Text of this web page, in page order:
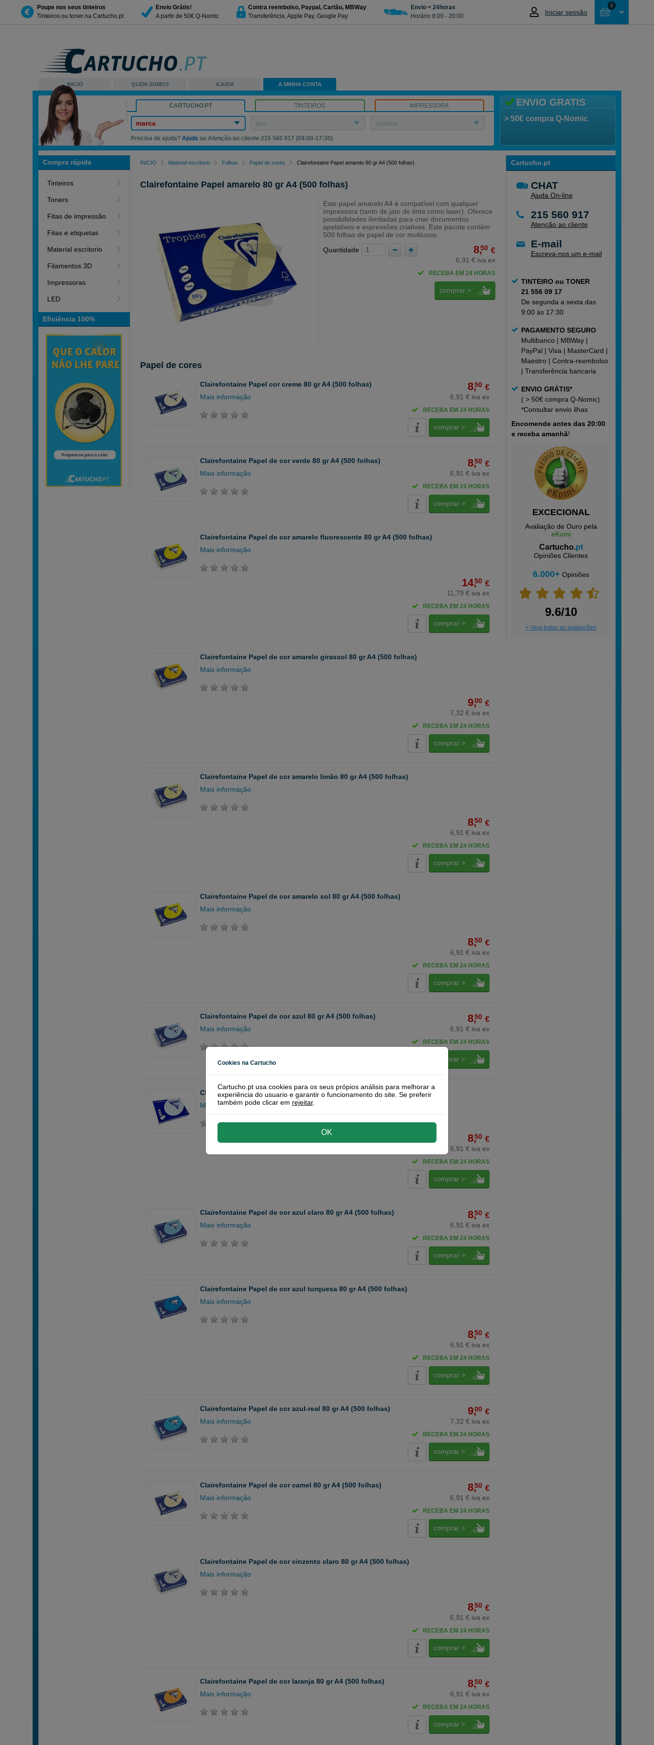
Poupe nos seus tinteiros
Tinteiros ou toner na Cartucho.pt
Envio Grátis!
A partir de 50€ Q-Nomic
Contra reembolso, Paypal, Cartão, MBWay
Transferência, Apple Pay, Google Pay
Envio < 24horas
Horário 8:00 - 20:00
Iniciar sessão
0
INICIO QUEM SOMOS AJUDA A MINHA CONTA
ENVIO GRATIS
> 50€ compra Q-Nomic
CARTUCHO.PT TINTEIROS IMPRESSORA
marca tipo modelo
Precisa de ajuda?Ajuda ou Atenção ao cliente 215 560 917 (09:00-17:30)
Compra rápida
Tinteiros
Toners
Fitas de impressão
Fitas e etiquetas
Material escritorio
Filamentos 3D
Impressoras
LED
Eficiência 100%
Cartucho.pt
CHAT
Ajuda On-line
215 560 917
Atenção ao cliente
E-mail
Escreva-nos um e-mail
TINTEIRO ou TONER
21 556 09 17
De segunda a sexta das
9:00 às 17:30
PAGAMENTO SEGURO
Multibanco | MBWay |
PayPal | Visa | MasterCard |
Maestro | Contra-reembolso
| Transferência bancaria
ENVIO GRÁTIS*
( > 50€ compra Q-Nomic)
*Consultarenvio ilhas
Encomende antes das 20:00
e receba amanhã!
EXCECIONAL
Avaliação de Ouro pela
eKomi
Cartucho.pt
Opiniões Clientes
6.000+ Opiniões
9.6/10
> Veja todas as avaliações
INICIO Material escritorio Folhas Papel de cores Clairefontaine Papel amarelo 80 gr A4 (500 folhas)
Clairefontaine Papel amarelo 80 gr A4 (500 folhas)
Este papel amarelo A4 é compatível com qualquer
impressora (tanto de jato de tinta como laser). Oferece
possibilidades ilimitadas para criar documentos
apelativos e expressões criativas. Este pacote contém
500 folhas de papel de cor multiusos.
Quantidade
8,50 €
6,91 € iva ex
RECEBA EM 24 HORAS
comprar >
Papel de cores
Clairefontaine Papel cor creme 80 gr A4 (500 folhas)
Mais informação
8,50 €
6,91 € iva ex
RECEBA EM 24 HORAS
comprar >
Clairefontaine Papel de cor verde 80 gr A4 (500 folhas)
Mais informação
8,50 €
6,91 € iva ex
RECEBA EM 24 HORAS
comprar >
Clairefontaine Papel de cor amarelo fluorescente 80 gr A4 (500 folhas)
Mais informação
14,50 €
11,79 € iva ex
RECEBA EM 24 HORAS
comprar >
Clairefontaine Papel de cor amarelo girassol 80 gr A4 (500 folhas)
Mais informação
9,00 €
7,32 € iva ex
RECEBA EM 24 HORAS
comprar >
Clairefontaine Papel de cor amarelo limão 80 gr A4 (500 folhas)
Mais informação
8,50 €
6,91 € iva ex
RECEBA EM 24 HORAS
comprar >
Clairefontaine Papel de cor amarelo sol 80 gr A4 (500 folhas)
Mais informação
8,50 €
6,91 € iva ex
RECEBA EM 24 HORAS
comprar >
Clairefontaine Papel de cor azul 80 gr A4 (500 folhas)
Mais informação
8,50 €
6,91 € iva ex
RECEBA EM 24 HORAS
comprar >
Clairefontaine Papel de cor azul celeste 80 gr A4 (500 folhas)
Mais informação
8,50 €
6,91 € iva ex
RECEBA EM 24 HORAS
comprar >
Clairefontaine Papel de cor azul claro 80 gr A4 (500 folhas)
Mais informação
8,50 €
6,91 € iva ex
RECEBA EM 24 HORAS
comprar >
Clairefontaine Papel de cor azul turquesa 80 gr A4 (500 folhas)
Mais informação
8,50 €
6,91 € iva ex
RECEBA EM 24 HORAS
comprar >
Clairefontaine Papel de cor azul-real 80 gr A4 (500 folhas)
Mais informação
9,00 €
7,32 € iva ex
RECEBA EM 24 HORAS
comprar >
Clairefontaine Papel de cor camel 80 gr A4 (500 folhas)
Mais informação
8,50 €
6,91 € iva ex
RECEBA EM 24 HORAS
comprar >
Clairefontaine Papel de cor cinzento claro 80 gr A4 (500 folhas)
Mais informação
8,50 €
6,91 € iva ex
RECEBA EM 24 HORAS
comprar >
Clairefontaine Papel de cor laranja 80 gr A4 (500 folhas)
Mais informação
8,50 €
6,91 € iva ex
RECEBA EM 24 HORAS
comprar >
Cookies na Cartucho
Cartucho.pt usa cookies para os seus própios análisis para melhorar a
experiência do usuario e garantir o funcionamento do site. Se preferir
também pode clicar em rejeitar.
OK